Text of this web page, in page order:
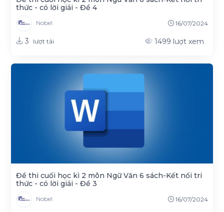
thức - có lời giải - Đề 4
Nobel 16/07/2024
3 lượt tải 1499 lượt xem
Đề thi cuối học kì 2 môn Ngữ Văn 6 sách-Kết nối tri
thức - có lời giải - Đề 3
Nobel 16/07/2024